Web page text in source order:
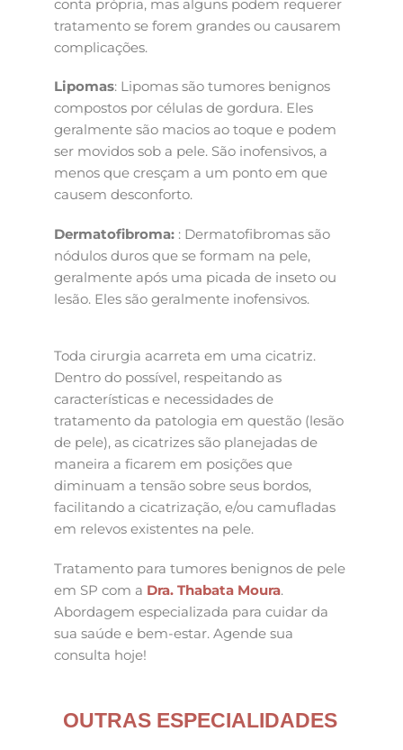
conta própria, mas alguns podem requerer
tratamento se forem grandes ou causarem
complicações.
Lipomas: Lipomas são tumores benignos
compostos por células de gordura. Eles
geralmente são macios ao toque e podem
ser movidos sob a pele. São inofensivos, a
menos que cresçam a um ponto em que
causem desconforto.
Dermatofibroma: : Dermatofibromas são
nódulos duros que se formam na pele,
geralmente após uma picada de inseto ou
lesão. Eles são geralmente inofensivos.
Toda cirurgia acarreta em uma cicatriz.
Dentro do possível, respeitando as
características e necessidades de
tratamento da patologia em questão (lesão
de pele), as cicatrizes são planejadas de
maneira a ficarem em posições que
diminuam a tensão sobre seus bordos,
facilitando a cicatrização, e/ou camufladas
em relevos existentes na pele.
Tratamento para tumores benignos de pele
em SP com a Dra. Thabata Moura.
Abordagem especializada para cuidar da
sua saúde e bem-estar. Agende sua
consulta hoje!
OUTRAS ESPECIALIDADES